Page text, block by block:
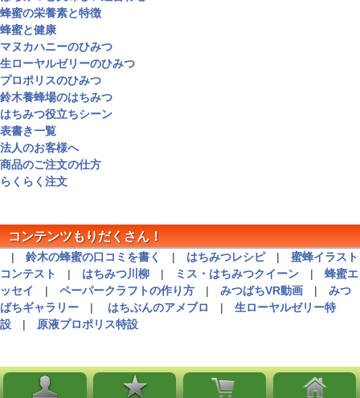
蜂蜜の栄養素と特徴
蜂蜜と健康
マヌカハニーのひみつ
生ローヤルゼリーのひみつ
プロポリスのひみつ
鈴木養蜂場のはちみつ
はちみつ役立ちシーン
表書き一覧
法人のお客様へ
商品のご注文の仕方
らくらく注文
コンテンツもりだくさん！
| 鈴木の蜂蜜の口コミを書く | はちみつレシピ| 蜜蜂イラスト
コンテスト
| はちみつ川柳 | ミス・はちみつクイーン | 蜂蜜エ
ッセイ
| ペーパークラフトの作り方 | みつばちVR動画 | みつ
ばちギャラリー | はちぶんのアメブロ | 生ローヤルゼリー特
設 | 原液プロポリス特設